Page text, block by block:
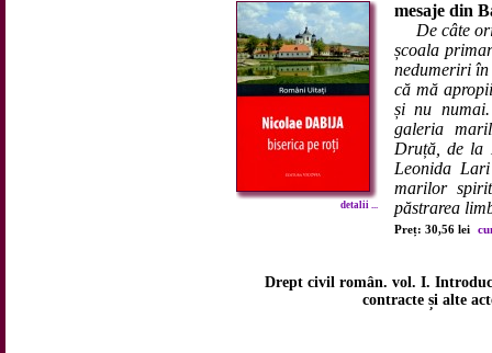
detalii ...
mesaje din
De câte
școala
nedumeriri
că mă
și nu
galeria
Druță, de la
Leonida
marilor
păstrarea
Preț: 30,56 lei
Drept civil român. vol. I.
contracte și alte